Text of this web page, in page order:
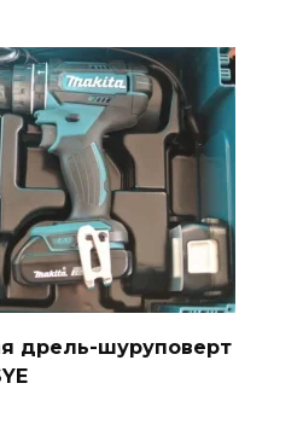
дрель-шуруповерт